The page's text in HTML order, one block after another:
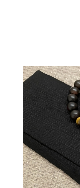
葬儀の
福山・府中
備後地方を